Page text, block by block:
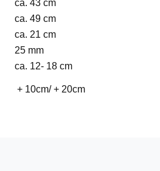
ca. 43 cm
ca. 49 cm
ca. 21 cm
25 mm
ca. 12- 18 cm
+ 10cm/ + 20cm